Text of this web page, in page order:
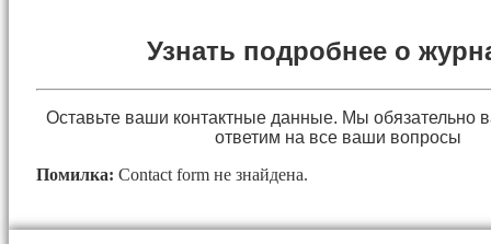
Узнать подробнее о
Оставьте ваши контактные данные. Мы обязательно
ответим на все ваши вопросы
Помилка: Contact form не знайдена.